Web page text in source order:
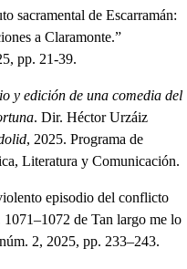
sacramental de Escarramán:
a Claramonte.”
pp. 21-39.
y edición de una comedia del
. Dir. Héctor Urzáiz
, 2025. Programa de
Literatura y Comunicación.
episodio del conflicto
de Tan largo me lo
2, 2025, pp. 233–243.